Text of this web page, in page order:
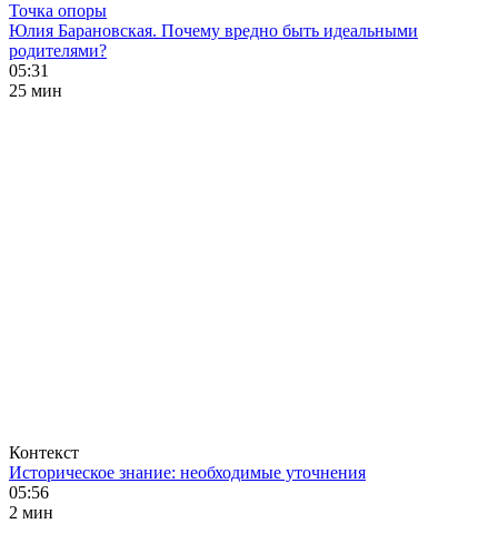
Точка опоры
Юлия Барановская. Почему вредно быть идеальными
родителями?
05:31
25 мин
Контекст
Историческое знание: необходимые уточнения
05:56
2 мин